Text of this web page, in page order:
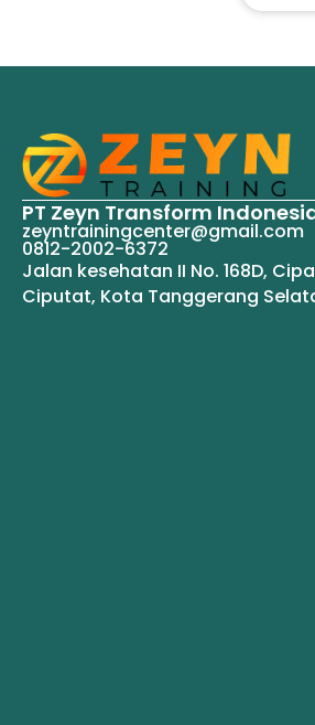
PT Zeyn Transform
zeyntrainingcenter@gmail.com
0812-2002-6372
Jalan kesehatan II No. 168D,
Ciputat, Kota Tanggerang